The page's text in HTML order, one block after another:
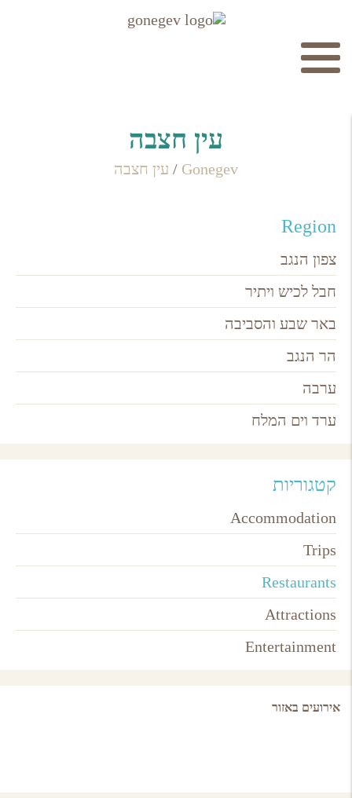
חיפוש
עין חצבה
Gonegev
/ עין חצבה
Region
צפון הנגב
חבל לכיש ויתיר
באר שבע והסביבה
הר הנגב
ערבה
ערד וים המלח
קטגוריות
Accommodation
Trips
Restaurants
Attractions
Entertainment
אירועים באזור